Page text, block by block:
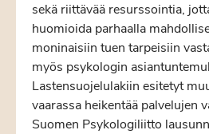
sekä riittävää resurssointia,
huomioida parhaalla
moninaisiin tuen tarpeisiin
myös psykologin
Lastensuojelulakiin esitetyt
vaarassa heikentää palvelujen
Suomen Psykologiliitto